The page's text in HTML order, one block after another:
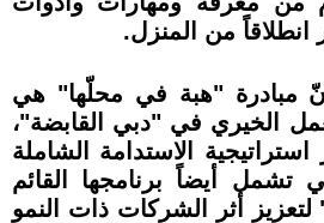
انطلاقاً من المنزل.
مبادرة "هبة في محلّها" هي
الخيري في "دبي القابضة"،
الاستدامة الشاملة
تشمل أيضاً برنامجها القائم
أثر الشركات ذات النمو